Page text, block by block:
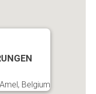
Belgium